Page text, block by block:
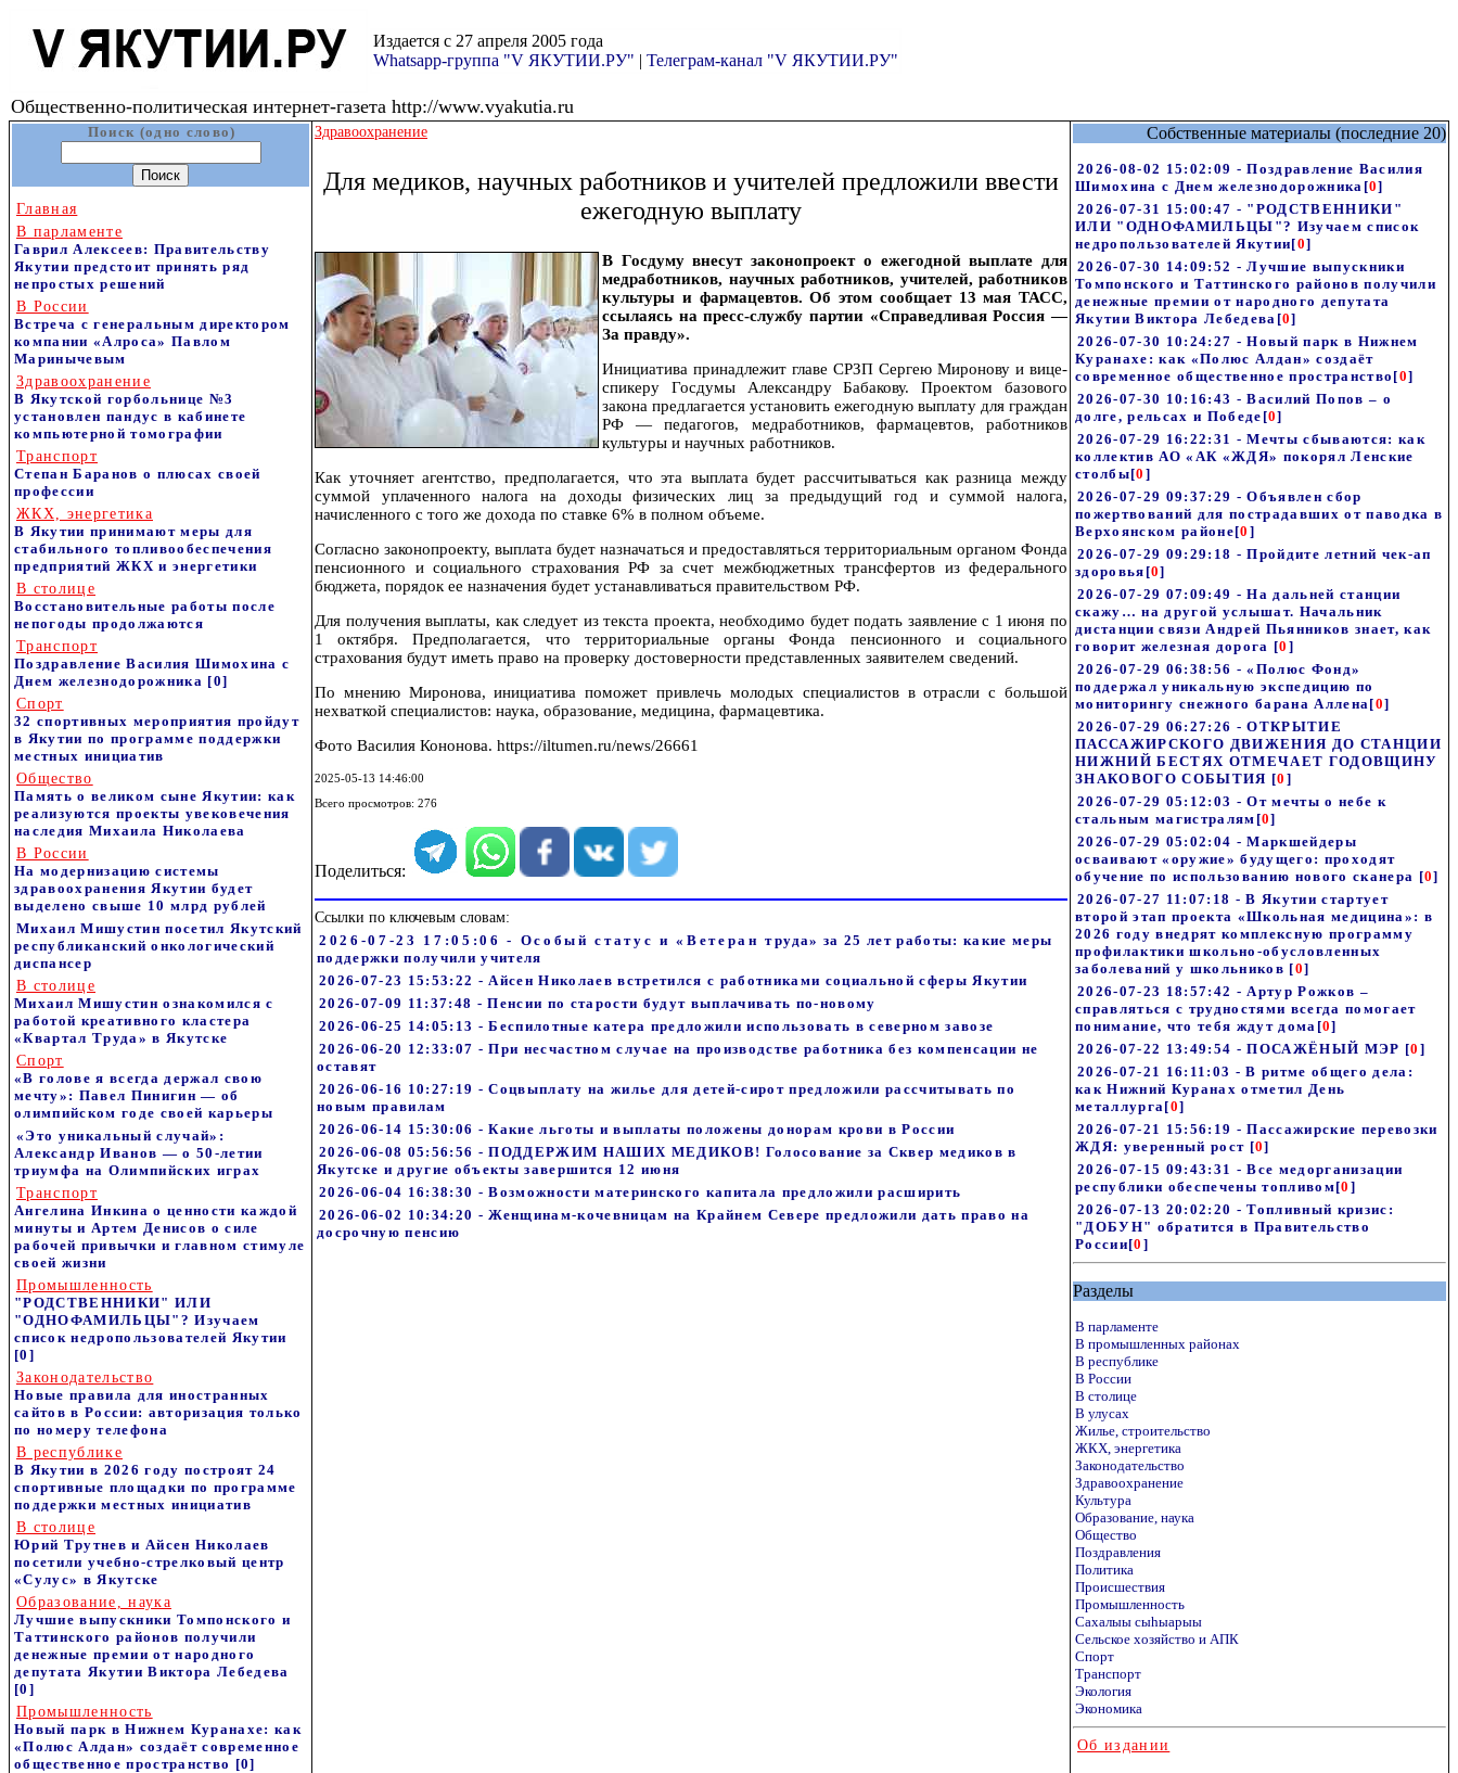
Издается с 27 апреля 2005 года
Whatsapp-группа "V ЯКУТИИ.РУ" | Телеграм-канал "V ЯКУТИИ.РУ"
Общественно-политическая интернет-газета http://www.vyakutia.ru
Поиск (одно слово)
Главная
В парламенте
Гаврил Алексеев: Правительству
Якутии предстоит принять ряд
непростых решений
В России
Встреча с генеральным директором
компании «Алроса» Павлом
Маринычевым
Здравоохранение
В Якутской горбольнице №3
установлен пандус в кабинете
компьютерной томографии
Транспорт
Степан Баранов о плюсах своей
профессии
ЖКХ, энергетика
В Якутии принимают меры для
стабильного топливообеспечения
предприятий ЖКХ и энергетики
В столице
Восстановительные работы после
непогоды продолжаются
Транспорт
Поздравление Василия Шимохина с
Днем железнодорожника [0]
Спорт
32 спортивных мероприятия пройдут
в Якутии по программе поддержки
местных инициатив
Общество
Память о великом сыне Якутии: как
реализуются проекты увековечения
наследия Михаила Николаева
В России
На модернизацию системы
здравоохранения Якутии будет
выделено свыше 10 млрд рублей
Михаил Мишустин посетил Якутский
республиканский онкологический
диспансер
В столице
Михаил Мишустин ознакомился с
работой креативного кластера
«Квартал Труда» в Якутске
Спорт
«В голове я всегда держал свою
мечту»: Павел Пинигин — об
олимпийском годе своей карьеры
«Это уникальный случай»:
Александр Иванов — о 50-летии
триумфа на Олимпийских играх
Транспорт
Ангелина Инкина о ценности каждой
минуты и Артем Денисов о силе
рабочей привычки и главном стимуле
своей жизни
Промышленность
"РОДСТВЕННИКИ" ИЛИ
"ОДНОФАМИЛЬЦЫ"? Изучаем
список недропользователей Якутии
[0]
Законодательство
Новые правила для иностранных
сайтов в России: авторизация только
по номеру телефона
В республике
В Якутии в 2026 году построят 24
спортивные площадки по программе
поддержки местных инициатив
В столице
Юрий Трутнев и Айсен Николаев
посетили учебно-стрелковый центр
«Сулус» в Якутске
Образование, наука
Лучшие выпускники Томпонского и
Таттинского районов получили
денежные премии от народного
депутата Якутии Виктора Лебедева
[0]
Промышленность
Новый парк в Нижнем Куранахе: как
«Полюс Алдан» создаёт современное
общественное пространство [0]
Здравоохранение
Для медиков, научных работников и учителей предложили ввести
ежегодную выплату
В Госдуму внесут законопроект о ежегодной выплате для
медработников, научных работников, учителей, работников
культуры и фармацевтов. Об этом сообщает 13 мая ТАСС,
ссылаясь на пресс-службу партии «Справедливая Россия —
За правду».
Инициатива принадлежит главе СРЗП Сергею Миронову и вице-
спикеру Госдумы Александру Бабакову. Проектом базового
закона предлагается установить ежегодную выплату для граждан
РФ — педагогов, медработников, фармацевтов, работников
культуры и научных работников.
Как уточняет агентство, предполагается, что эта выплата будет рассчитываться как разница между
суммой уплаченного налога на доходы физических лиц за предыдущий год и суммой налога,
начисленного с того же дохода по ставке 6% в полном объеме.
Согласно законопроекту, выплата будет назначаться и предоставляться территориальным органом Фонда
пенсионного и социального страхования РФ за счет межбюджетных трансфертов из федерального
бюджета, порядок ее назначения будет устанавливаться правительством РФ.
Для получения выплаты, как следует из текста проекта, необходимо будет подать заявление с 1 июня по
1 октября. Предполагается, что территориальные органы Фонда пенсионного и социального
страхования будут иметь право на проверку достоверности представленных заявителем сведений.
По мнению Миронова, инициатива поможет привлечь молодых специалистов в отрасли с большой
нехваткой специалистов: наука, образование, медицина, фармацевтика.
Фото Василия Кононова. https://iltumen.ru/news/26661
2025-05-13 14:46:00
Всего просмотров: 276
Поделиться:
Ссылки по ключевым словам:
2026-07-23 17:05:06 - Особый статус и «Ветеран труда» за 25 лет работы: какие меры
поддержки получили учителя
2026-07-23 15:53:22 - Айсен Николаев встретился с работниками социальной сферы Якутии
2026-07-09 11:37:48 - Пенсии по старости будут выплачивать по-новому
2026-06-25 14:05:13 - Беспилотные катера предложили использовать в северном завозе
2026-06-20 12:33:07 - При несчастном случае на производстве работника без компенсации не
оставят
2026-06-16 10:27:19 - Соцвыплату на жилье для детей-сирот предложили рассчитывать по
новым правилам
2026-06-14 15:30:06 - Какие льготы и выплаты положены донорам крови в России
2026-06-08 05:56:56 - ПОДДЕРЖИМ НАШИХ МЕДИКОВ! Голосование за Сквер медиков в
Якутске и другие объекты завершится 12 июня
2026-06-04 16:38:30 - Возможности материнского капитала предложили расширить
2026-06-02 10:34:20 - Женщинам-кочевницам на Крайнем Севере предложили дать право на
досрочную пенсию
Собственные материалы (последние 20)
2026-08-02 15:02:09 - Поздравление Василия
Шимохина с Днем железнодорожника [0]
2026-07-31 15:00:47 - "РОДСТВЕННИКИ"
ИЛИ "ОДНОФАМИЛЬЦЫ"? Изучаем список
недропользователей Якутии[0]
2026-07-30 14:09:52 - Лучшие выпускники
Томпонского и Таттинского районов получили
денежные премии от народного депутата
Якутии Виктора Лебедева [0]
2026-07-30 10:24:27 - Новый парк в Нижнем
Куранахе: как «Полюс Алдан» создаёт
современное общественное пространство [0]
2026-07-30 10:16:43 - Василий Попов – о
долге, рельсах и Победе [0]
2026-07-29 16:22:31 - Мечты сбываются: как
коллектив АО «АК «ЖДЯ» покорял Ленские
столбы[0 ]
2026-07-29 09:37:29 - Объявлен сбор
пожертвований для пострадавших от паводка в
Верхоянском районе[0 ]
2026-07-29 09:29:18 - Пройдите летний чек-ап
здоровья [0]
2026-07-29 07:09:49 - На дальней станции
скажу… на другой услышат. Начальник
дистанции связи Андрей Пьянников знает, как
говорит железная дорога [0 ]
2026-07-29 06:38:56 - «Полюс Фонд»
поддержал уникальную экспедицию по
мониторингу снежного барана Аллена[0]
2026-07-29 06:27:26 - ОТКРЫТИЕ
ПАССАЖИРСКОГО ДВИЖЕНИЯ ДО СТАНЦИИ
НИЖНИЙ БЕСТЯХ ОТМЕЧАЕТ ГОДОВЩИНУ
ЗНАКОВОГО СОБЫТИЯ [0 ]
2026-07-29 05:12:03 - От мечты о небе к
стальным магистралям [0]
2026-07-29 05:02:04 - Маркшейдеры
осваивают «оружие» будущего: проходят
обучение по использованию нового сканера [0]
2026-07-27 11:07:18 - В Якутии стартует
второй этап проекта «Школьная медицина»: в
2026 году внедрят комплексную программу
профилактики школьно-обусловленных
заболеваний у школьников [0]
2026-07-23 18:57:42 - Артур Рожков –
справляться с трудностями всегда помогает
понимание, что тебя ждут дома [0]
2026-07-22 13:49:54 - ПОСАЖЁНЫЙ МЭР [0 ]
2026-07-21 16:11:03 - В ритме общего дела:
как Нижний Куранах отметил День
металлурга[0]
2026-07-21 15:56:19 - Пассажирские перевозки
ЖДЯ: уверенный рост [0]
2026-07-15 09:43:31 - Все медорганизации
республики обеспечены топливом[0 ]
2026-07-13 20:02:20 - Топливный кризис:
"ДОБУН" обратится в Правительство
России[0 ]
Разделы
В парламенте
В промышленных районах
В республике
В России
В столице
В улусах
Жилье, строительство
ЖКХ, энергетика
Законодательство
Здравоохранение
Культура
Образование, наука
Общество
Поздравления
Политика
Происшествия
Промышленность
Сахалыы сыhыарыы
Сельское хозяйство и АПК
Спорт
Транспорт
Экология
Экономика
Об издании